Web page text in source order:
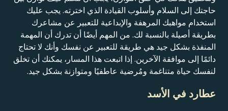
حاجتك إلى السلام وأسلوب القيادة الذي اخترته. يجب عليك
استخدام مواهبك المرهفة والإبداعية للتعبير عن مشاعرك
بطريقة أصيلة بالنسبة لك. من المهم أيضًا أن تدرك أن المهمة
المنفذة بشكل جيد هي طريقة للتعبير عن نفسك وأنك لا تحتاج
دائمًا إلى موافقة الآخرين. إذا اتبعت هذا المسار، يمكنك أن تخلق
لنفسك حياة متناغمة ومُرضية عاطفيًا ومتوازنة بشكل جيد.
عطارد في الأسد